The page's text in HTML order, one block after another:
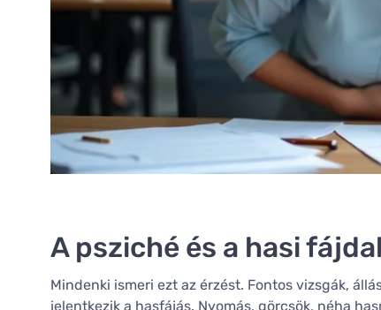
A psziché és a hasi
Mindenki ismeri ezt az érzést. Fontos vizsgák,
jelentkezik a hasfájás. Nyomás, görcsök, néha